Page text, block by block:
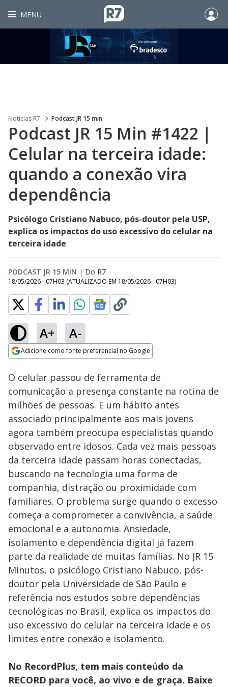
MENU
Noticias R7 Podcast JR 15 min
Podcast JR 15 Min #1422 |
Celular na terceira idade:
quando a conexão vira
dependência
Psicólogo Cristiano Nabuco, pós-doutor pela USP,
explica os impactos do uso excessivo do celular na
terceira idade
PODCAST JR 15 MIN | Do R7
18/05/2026 - 07H03 (ATUALIZADO EM 18/05/2026 - 07H03)
A+ A-
Adicione como fonte preferencial no Google
#1481 | Ansiedade
infantil: como
identificar, tratar e
prevenir?
Ativar
Loaded:
8.01%
O celular passou de ferramenta de
comunicação a presença constante na rotina de
milhões de pessoas. E um hábito antes
associado principalmente aos mais jovens
agora também preocupa especialistas quando
observado entre idosos. Cada vez mais pessoas
da terceira idade passam horas conectadas,
buscando na tecnologia uma forma de
companhia, distração ou proximidade com
familiares. O problema surge quando o excesso
começa a comprometer a convivência, a saúde
emocional e a autonomia. Ansiedade,
isolamento e dependência digital já fazem
parte da realidade de muitas famílias. No JR 15
Minutos, o psicólogo Cristiano Nabuco, pós-
doutor pela Universidade de São Paulo e
referência nos estudos sobre dependências
tecnológicas no Brasil, explica os impactos do
uso excessivo do celular na terceira idade e os
limites entre conexão e isolamento.
No RecordPlus, tem mais conteúdo da
RECORD para você, ao vivo e de graça. Baixe